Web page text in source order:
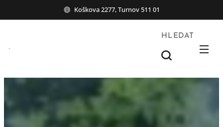
Koškova 2277, Turnov 511 01
HLEDAT